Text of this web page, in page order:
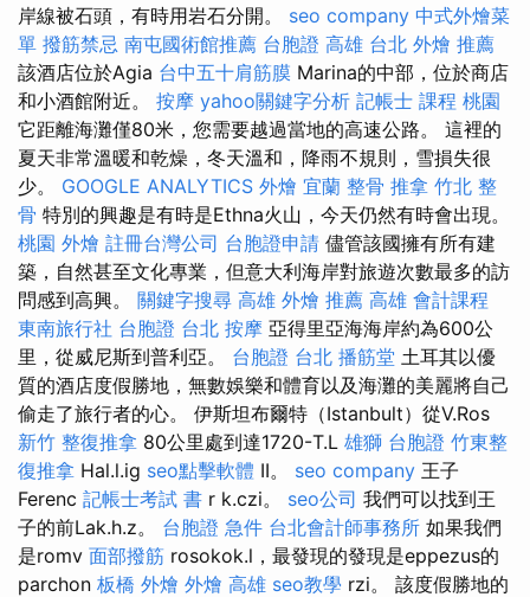
岸線被石頭，有時用岩石分開。 seo company 中式外燴菜
單 撥筋禁忌 南屯國術館推薦 台胞證 高雄 台北 外燴 推薦
該酒店位於Agia 台中五十肩筋膜 Marina的中部，位於商店
和小酒館附近。 按摩 yahoo關鍵字分析 記帳士 課程 桃園
它距離海灘僅80米，您需要越過當地的高速公路。 這裡的
夏天非常溫暖和乾燥，冬天溫和，降雨不規則，雪損失很
少。 GOOGLE ANALYTICS 外燴 宜蘭 整骨 推拿 竹北 整
骨 特別的興趣是有時是Ethna火山，今天仍然有時會出現。
桃園 外燴 註冊台灣公司 台胞證申請 儘管該國擁有所有建
築，自然甚至文化專業，但意大利海岸對旅遊次數最多的訪
問感到高興。 關鍵字搜尋 高雄 外燴 推薦 高雄 會計課程
東南旅行社 台胞證 台北 按摩 亞得里亞海海岸約為600公
里，從威尼斯到普利亞。 台胞證 台北 播筋堂 土耳其以優
質的酒店度假勝地，無數娛樂和體育以及海灘的美麗將自己
偷走了旅行者的心。 伊斯坦布爾特（Istanbult）從V.Ros
新竹 整復推拿 80公里處到達1720-T.L 雄獅 台胞證 竹東整
復推拿 Hal.l.ig seo點擊軟體 II。 seo company 王子
Ferenc 記帳士考試 書 r k.czi。 seo公司 我們可以找到王
子的前Lak.h.z。 台胞證 急件 台北會計師事務所 如果我們
是romv 面部撥筋 rosokok.l，最發現的發現是eppezus的
parchon 板橋 外燴 外燴 高雄 seo教學 rzi。 該度假勝地的